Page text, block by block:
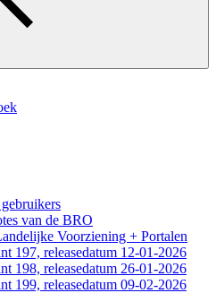
van de BRO
Voorziening + Portalen
197, releasedatum 12-01-2026
198, releasedatum 26-01-2026
199, releasedatum 09-02-2026